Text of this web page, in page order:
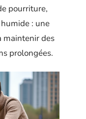
pourriture,
: une
maintenir des
prolongées.